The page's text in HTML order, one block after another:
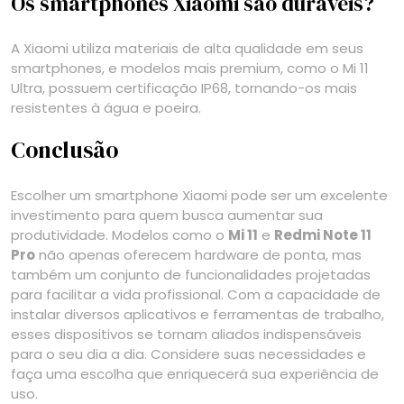
A Xiaomi utiliza materiais de alta qualidade em seus
smartphones, e modelos mais premium, como o Mi 11
Ultra, possuem certificação IP68, tornando-os mais
resistentes à água e poeira.
Conclusão
Escolher um smartphone Xiaomi pode ser um excelente
investimento para quem busca aumentar sua
produtividade. Modelos como o Mi 11 e Redmi Note 11
Pronão apenas oferecem hardware de ponta, mas
também um conjunto de funcionalidades projetadas
para facilitar a vida profissional. Com a capacidade de
instalar diversos aplicativos e ferramentas de trabalho,
esses dispositivos se tornam aliados indispensáveis
para o seu dia a dia. Considere suas necessidades e
faça uma escolha que enriquecerá sua experiência de
uso.